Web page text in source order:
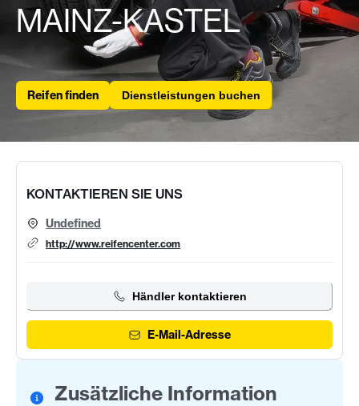
MAINZ-KASTEL
Reifen finden Dienstleistungen buchen
Zusätzliche Information
KONTAKTIEREN SIE UNS
Undefined
http://www.reifencenter.com
Händler kontaktieren
E-Mail-Adresse